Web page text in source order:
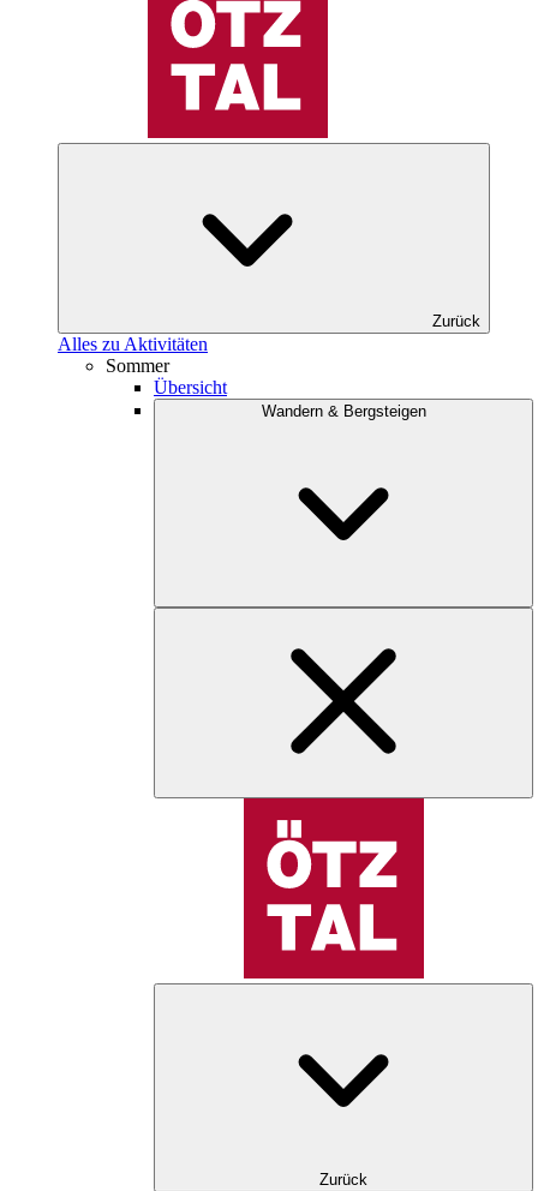
Zurück
Alles zu Aktivitäten
Sommer
Übersicht
Wandern & Bergsteigen
Zurück